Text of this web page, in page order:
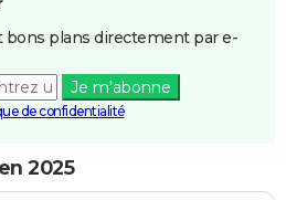
bons plans directement par e-
Je m'abonne
de confidentialité
2025